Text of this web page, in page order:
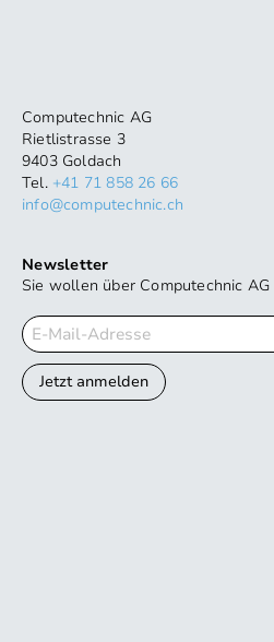
Computechnic AG
Rietlistrasse 3
9403 Goldach
Tel. +41 71 858 26 66
info@computechnic.ch
Newsletter
Sie wollen über Computechnic AG
Jetzt anmelden